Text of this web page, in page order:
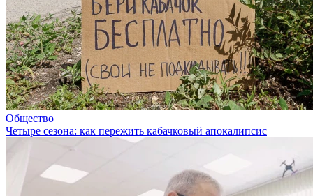
Общество
Четыре сезона: как пережить кабачковый апокалипсис